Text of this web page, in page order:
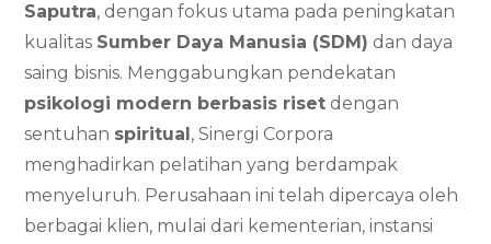
Saputra, dengan fokus utama pada peningkatan
kualitas Sumber Daya Manusia (SDM) dan daya
saing bisnis. Menggabungkan pendekatan
psikologi modern berbasis riset dengan
sentuhan spiritual , Sinergi Corpora
menghadirkan pelatihan yang berdampak
menyeluruh. Perusahaan ini telah dipercaya oleh
berbagai klien, mulai dari kementerian, instansi